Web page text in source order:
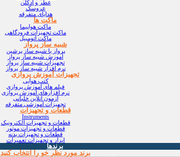
عطر و ادکلن
عروسک
هدایای متفرقه
ماکت ها
ماکت هواپیما
ماکت تجهیزات فرودگاهی
ماکت اتومبیل
شبیه ساز پرواز
پرواز با شبیه ساز پرشین
آموزش شبیه ساز پرواز
تجهیزات شبیه ساز پرواز
نرم افزار شبیه ساز پرواز
تجهیزات آموزش پروازی
کتب هوایی
فیلم های آموزش پروازی
نرم افزارهای آموزش پروازی
آزمون آنلاین خلبانی
تجهیزات آموزشی متفرقه
قطعات و تجهیزات
Instruments
قطعات و تجهیزات الکترونیک
قطعات و تجهیزات موتور
قطعات و تجهیزات بدنه
ابزار و تجهیزات تعمیرات
برندها
برند مورد نظر خو را انتخاب کنید